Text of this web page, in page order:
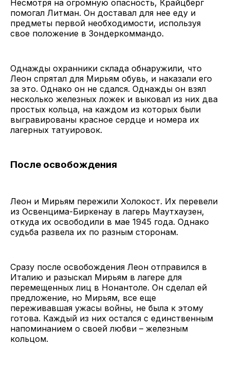
Несмотря на огромную опасность, Крайцберг
помогал Литман. Он доставал для нее еду и
предметы первой необходимости, используя
свое положение в Зондеркоммандо.
Однажды охранники склада обнаружили, что
Леон спрятал для Мирьям обувь, и наказали его
за это. Однако он не сдался. Однажды он взял
несколько железных ложек и выковал из них два
простых кольца, на каждом из которых были
выгравированы красное сердце и номера их
лагерных татуировок.
После освобождения
Леон и Мирьям пережили Холокост. Их перевели
из Освенцима-Биркенау в лагерь Маутхаузен,
откуда их освободили в мае 1945 года. Однако
судьба развела их по разным сторонам.
Сразу после освобождения Леон отправился в
Италию и разыскал Мирьям в лагере для
перемещенных лиц в Нонантоле. Он сделал ей
предложение, но Мирьям, все еще
переживавшая ужасы войны, не была к этому
готова. Каждый из них остался с единственным
напоминанием о своей любви – железным
кольцом.